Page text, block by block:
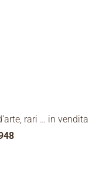
rari … in vendita